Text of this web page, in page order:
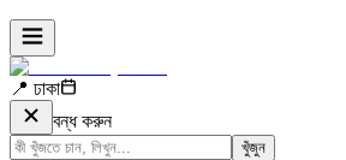
📍 ঢাকা
বন্ধ করুন
খুঁজুন